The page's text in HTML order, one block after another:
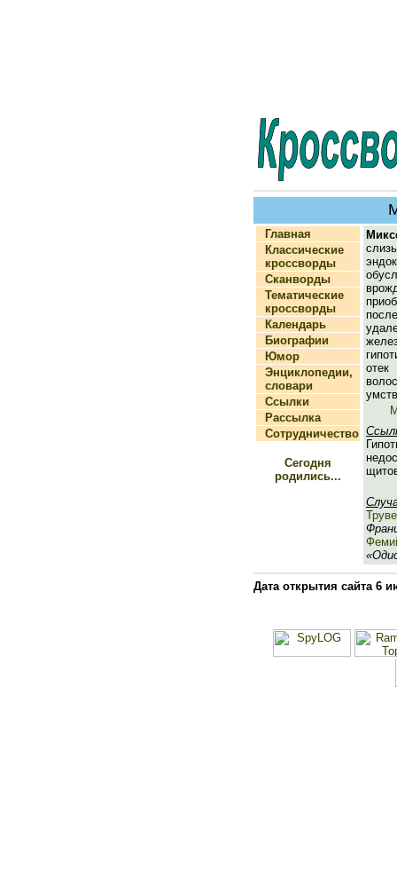
Главная
Классические
кроссворды
Сканворды
Тематические
кроссворды
Календарь
Биографии
Юмор
Энциклопедии,
словари
Ссылки
Рассылка
Сотрудничество
Сегодня
родились...
Дата открытия сайта 6